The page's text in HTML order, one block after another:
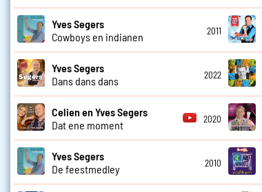
Yves Segers
Cowboys en indianen
2011
Yves Segers
Dans dans dans
2022
Celien en Yves Segers
Dat ene moment
2020
Yves Segers
De feestmedley
2010